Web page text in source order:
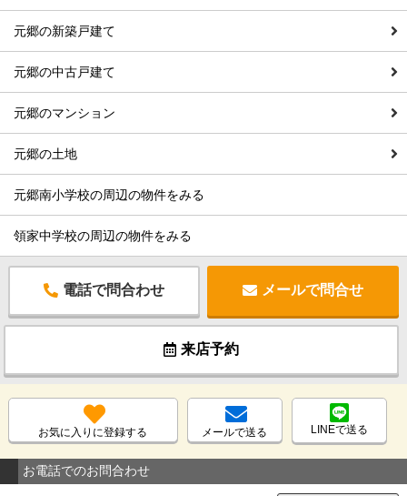
元郷の新築戸建て
元郷の中古戸建て
元郷のマンション
元郷の土地
元郷南小学校の周辺の物件をみる
領家中学校の周辺の物件をみる
電話で問合わせ メールで問合せ
来店予約
お気に入りに登録する メールで送る LINEで送る
お電話でのお問合わせ